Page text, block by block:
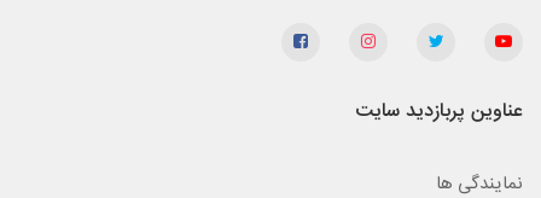
عناوین پربازدید سایت
نمایندگی ها